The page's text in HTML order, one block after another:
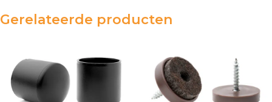
Gerelateerde producten